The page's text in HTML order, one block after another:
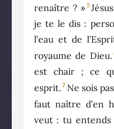
renaître ? » 5
je te le dis :
l’eau et de
royaume de Dieu.
est chair ; ce
esprit.7 Ne sois
faut naître d’en
veut : tu entends